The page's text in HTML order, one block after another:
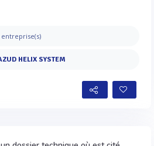
entreprise(s)
HELIX SYSTEM